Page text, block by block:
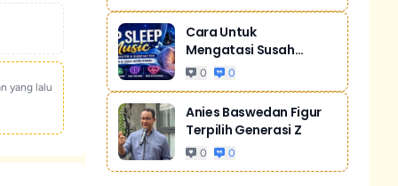
yang lalu
Cara Untuk
Mengatasi Susah
Tidur Akibat Stres
0 0
Anies Baswedan Figur
Terpilih Generasi Z
0 0